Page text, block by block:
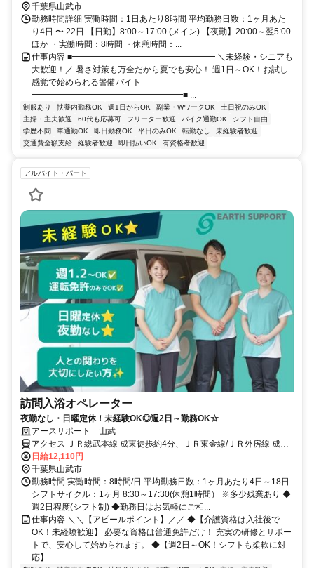
ど、通える範囲の現場での勤務も可能です。
千葉県山武市
勤務時間詳細 実働時間：1日あたり8時間 平均勤務日数：1ヶ月あた
り4日 〜 22日 【日勤】8:00～17:00 (メイン) 【夜勤】20:00～翌5:00
ほか ・実働時間：8時間 ・休憩時間：...
仕事内容 ■━━━━━━━━━━━━━━━━━ ＼未経験・シニアも
大歓迎！／ 暑さ対策も万全だから夏でも安心！ 週1日～OK！お試し
感覚で始められる警備バイト
━━━━━━━━━━━━━━━━━━■ ...
制服あり 扶養内勤務OK 週1日からOK 副業・WワークOK
土日祝のみOK
主婦・主夫歓迎
60代も応募可 フリーター歓迎 バイク通勤OK
シフト自由
学歴不問
車通勤OK 即日勤務OK 平日のみOK 転勤なし
未経験者歓迎
交通費全額支給
経験者歓迎 即日払いOK 有資格者歓迎
アルバイト・パート
訪問入浴オペレーター
夜勤なし・日曜定休！未経験OK◎週2日～勤務OK☆
アースサポート 山武
アクセス ＪＲ総武本線 成東徒歩約4分、ＪＲ東金線/ＪＲ外房線 成東
徒歩約4分、ＪＲ東金線/ＪＲ外房線 求名出入口2徒歩約48分
日給12,110円
千葉県山武市
勤務時間 実働時間：8時間/日 平均勤務日数：1ヶ月あたり4日～18日
シフトサイクル：1ヶ月 8:30～17:30(休憩1時間） ※多少残業あり ◆
週2日程度(シフト制) ◆勤務日はお気軽にご相...
仕事内容 ＼＼【アピールポイント】／／ ◆【介護資格は入社後で
OK！未経験歓迎】 必要な資格は普通免許だけ！ 充実の研修とサポー
トで、安心して始められます。 ◆【週2日～OK！シフトも柔軟に対
応】...